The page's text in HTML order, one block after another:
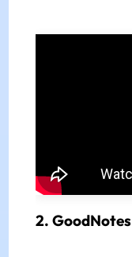
2. GoodNotes